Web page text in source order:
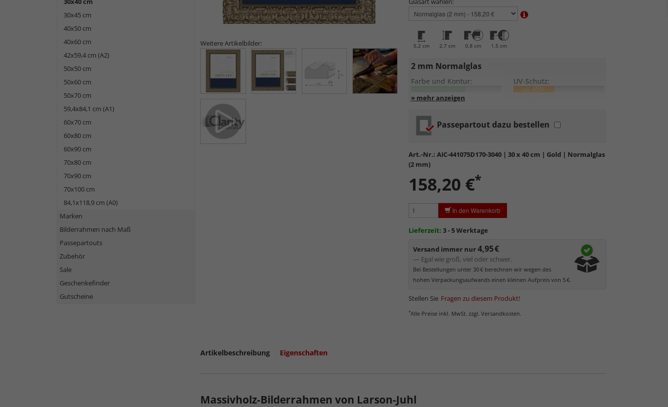
Weitere Artikelbilder: 5,2 cm 2,7 cm 0,8 cm 1,5 cm
2 mm Normalglas
Farbe und Kontur: UV-Schutz:
ca. 45%
Entspiegelung:
Standardglasin hochwertiger Floatglas-Qualität.
Formstabil, preiswert, witterungs- und hitzebeständig
Reflektierende Oberfläche
Minimaler UV-Schutz von ca. 45%
Schutz des Bildes.
Normalglas hat eine leichte Grünfärbung
Bereich der Weißtöne zu einem dezenten Grünschimmer
kommt. Für Bilder mit hellen Farben empfehlen wir Kunst- oder
Passepartout dazu bestellen
Art.-Nr.: AIC-441075D170-3040| 30 x 40 cm | Gold | Normalglas
(2 mm)
158,20 €*
In den Warenkorb
Lieferzeit: 3 - 5 Werktage
Versand immer nur4,95 €
— Egal wie groß, viel oder schwer.
Bei Bestellungen unter 30 € berechnen wir wegen des
hohen Verpackungsaufwands einen kleinen Aufpreis von 5 €.
Stellen Sie Fragen zu diesem Produkt!
*Alle Preise inkl. MwSt. zzgl. Versandkosten.
Artikelbeschreibung Eigenschaften
Massivholz-Bilderrahmen von Larson-Juhl
30x45 cm
40x50 cm
40x60 cm
42x59,4 cm (A2)
50x50 cm
50x60 cm
50x70 cm
59,4x84,1 cm (A1)
60x70 cm
60x80 cm
60x90 cm
70x80 cm
70x90 cm
70x100 cm
84,1x118,9 cm (A0)
Marken
Bilderrahmen nach Maß
Passepartouts
Zubehör
Sale
Geschenkefinder
Gutscheine